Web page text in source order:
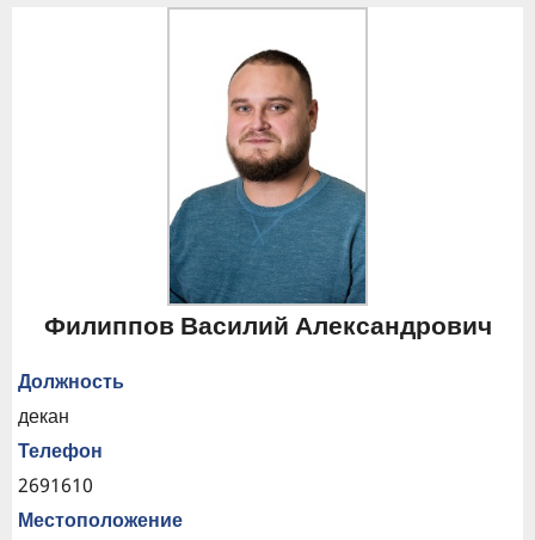
Филиппов Василий Александрович
Должность
декан
Телефон
2691610
Местоположение